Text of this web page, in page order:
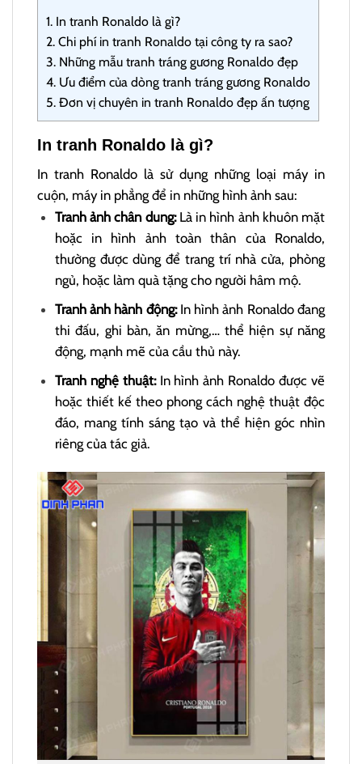
1. In tranh Ronaldo là gì?
2. Chi phí in tranh Ronaldo tại công ty ra sao?
3. Những mẫu tranh tráng gương Ronaldo đẹp
4. Ưu điểm của dòng tranh tráng gương Ronaldo
5. Đơn vị chuyên in tranh Ronaldo đẹp ấn tượng
In tranh Ronaldo là gì?
In tranh Ronaldo là sử dụng những loại máy in
cuộn, máy in phẳng để in những hình ảnh sau:
Tranh ảnh chân dung:Là in hình ảnh khuôn mặt
hoặc in hình ảnh toàn thân của Ronaldo,
thường được dùng để trang trí nhà cửa, phòng
ngủ, hoặc làm quà tặng cho người hâm mộ.
Tranh ảnh hành động:In hình ảnh Ronaldo đang
thi đấu, ghi bàn, ăn mừng,… thể hiện sự năng
động, mạnh mẽ của cầu thủ này.
Tranh nghệ thuật:In hình ảnh Ronaldo được vẽ
hoặc thiết kế theo phong cách nghệ thuật độc
đáo, mang tính sáng tạo và thể hiện góc nhìn
riêng của tác giả.